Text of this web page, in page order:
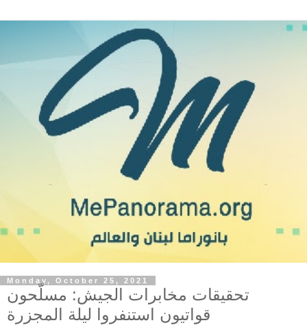
Monday, October 25, 2021
تحقيقات مخابرات الجيش: مسلّحون
قواتيون استنفروا ليلة المجزرة